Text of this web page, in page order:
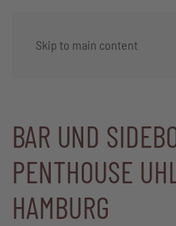
Skip to main content
BAR UND
PENTHOUSE
HAMBURG